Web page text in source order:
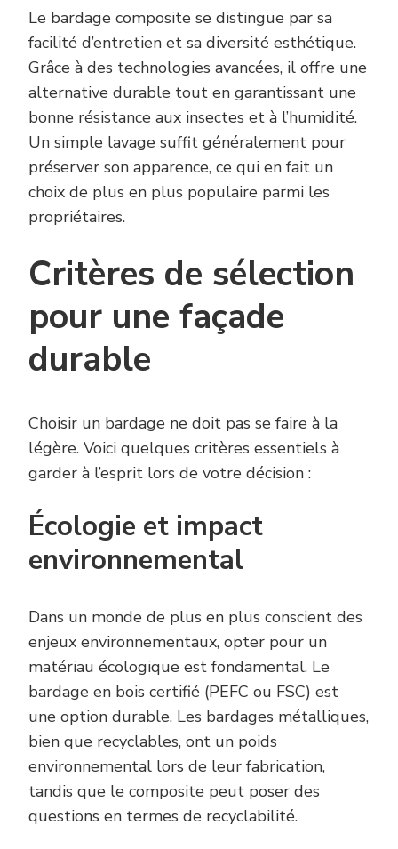
Le bardage composite se distingue par sa
facilité d’entretien et sa diversité esthétique.
Grâce à des technologies avancées, il offre une
alternative durable tout en garantissant une
bonne résistance aux insectes et à l’humidité.
Un simple lavage suffit généralement pour
préserver son apparence, ce qui en fait un
choix de plus en plus populaire parmi les
propriétaires.
Critères de sélection
pour une façade
durable
Choisir un bardage ne doit pas se faire à la
légère. Voici quelques critères essentiels à
garder à l’esprit lors de votre décision :
Écologie et impact
environnemental
Dans un monde de plus en plus conscient des
enjeux environnementaux, opter pour un
matériau écologique est fondamental. Le
bardage en bois certifié (PEFC ou FSC) est
une option durable. Les bardages métalliques,
bien que recyclables, ont un poids
environnemental lors de leur fabrication,
tandis que le composite peut poser des
questions en termes de recyclabilité.